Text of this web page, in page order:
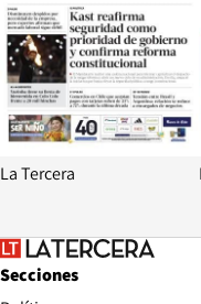
La Tercera
Secciones